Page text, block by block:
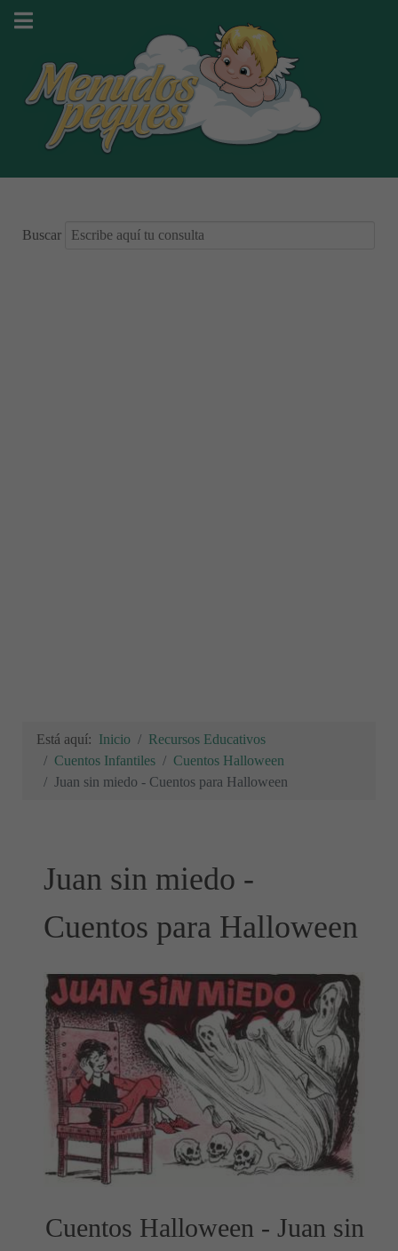
Buscar
Está aquí: Inicio
Recursos Educativos
Cuentos Infantiles
Cuentos Halloween
Juan sin miedo - Cuentos para Halloween
Juan sin miedo -
Cuentos para Halloween
Cuentos Halloween - Juan sin